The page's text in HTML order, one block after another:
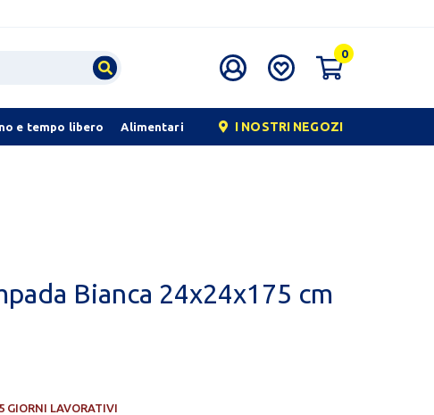
0
e tempo libero Alimentari I NOSTRI NEGOZI
Bianca 24x24x175 cm
GIORNI LAVORATIVI